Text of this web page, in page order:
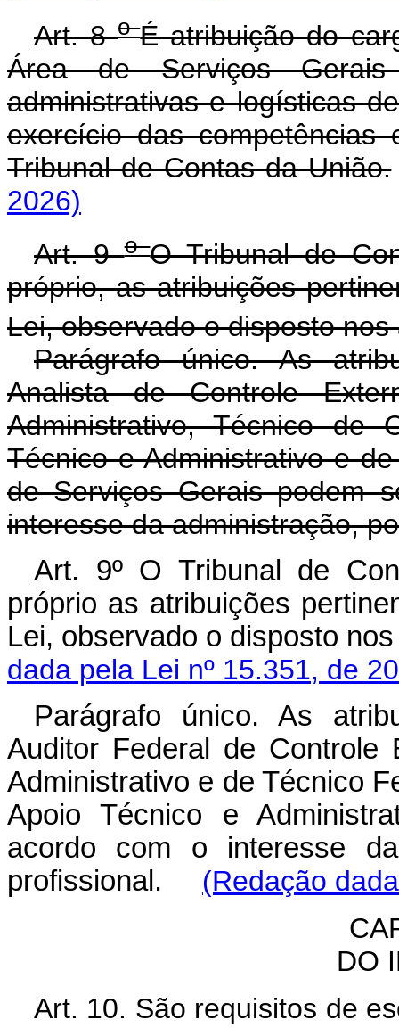
Art. 8oÉ atribuição do
Área de Serviços
administrativas e logísticas
exercício das
Tribunal de Contas da União.
2026)
Art. 9oO Tribunal de
próprio, as atribuições
Lei, observado o disposto
Parágrafo único. As
Analista de Controle
Administrativo, Técnico de
Técnico e Administrativo e
de Serviços Gerais podem
interesse da administração,
Art. 9º O Tribunal de
próprio as atribuições
Lei, observado o disposto nos
dada pela Lei nº 15.351, de
Parágrafo único. As
Auditor Federal de
Administrativo e de Técnico
Apoio Técnico e
acordo com o interesse
profissional.
(Redação
DO
Art. 10. São requisitos de